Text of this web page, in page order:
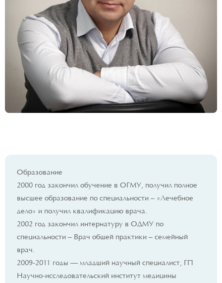
Образование
2000 год закончил обучение в ОГМУ, получил полное
высшее образование по специальности – «Лечебное
дело» и получил квалификацию врача.
2002 год закончил интернатуру в ОДМУ по
специальности – Врач общей практики – семейный
врач.
2009-2011 годы — младший научный специалист, ГП
Научно-исследовательский институт медицины